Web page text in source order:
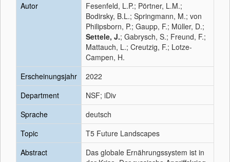
Autor
Fesenfeld, L.P.; Pörtner, L.M.;
Bodirsky, B.L.; Springmann, M.; von
Philipsborn, P.; Gaupp, F.; Müller, D.;
Settele, J.; Gabrysch, S.; Freund, F.;
Mattauch, L.; Creutzig, F.; Lotze-
Campen, H.
Erscheinungsjahr
2022
Department
NSF; iDiv
Sprache
deutsch
Topic
T5 Future Landscapes
Abstract
Das globale Ernährungssystem ist in